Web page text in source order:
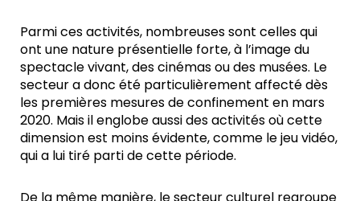
Parmi ces activités, nombreuses sont celles qui
ont une nature présentielle forte, à l’image du
spectacle vivant, des cinémas ou des musées. Le
secteur a donc été particulièrement affecté dès
les premières mesures de confinement en mars
2020. Mais il englobe aussi des activités où cette
dimension est moins évidente, comme le jeu vidéo,
qui a lui tiré parti de cette période.
De la même manière, le secteur culturel regroupe